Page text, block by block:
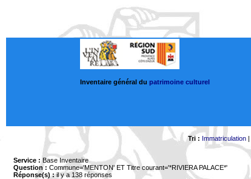
Inventaire général du patrimoine culturel
Tri : Immatriculation|
Service : Base Inventaire
Question : Commune='MENTON' ET Titre courant='*RIVIERA PALACE*'
Réponse(s) :il y a 138 réponses